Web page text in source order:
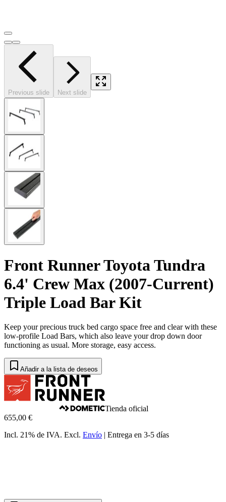
Previous slide Next slide
Front Runner Toyota Tundra
6.4' Crew Max (2007-Current)
Triple Load Bar Kit
Keep your precious truck bed cargo space free and clear with these
low-profile Load Bars, which also leave your drop down door
functioning as usual. More storage, easy access.
Añadir a la lista de deseos
Tienda oficial
655,00 €
Incl. 21% de IVA. Excl. Envío | Entrega en 3-5 días